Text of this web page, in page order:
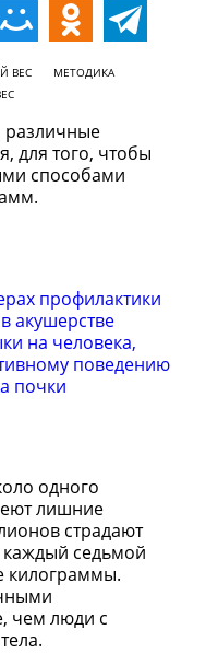
ВЕС
МЕТОДИКА
различные
для того, чтобы
способами
профилактики
акушерстве
на человека,
поведению
почки
одного
лишние
страдают
седьмой
килограммы.
чем люди с